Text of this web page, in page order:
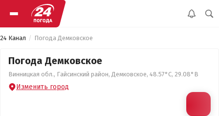
24 Канал Погода Демковское
Погода Демковское
Винницкая обл., Гайсинский район, Демковское, 48.57°С, 29.08°В
Изменить город